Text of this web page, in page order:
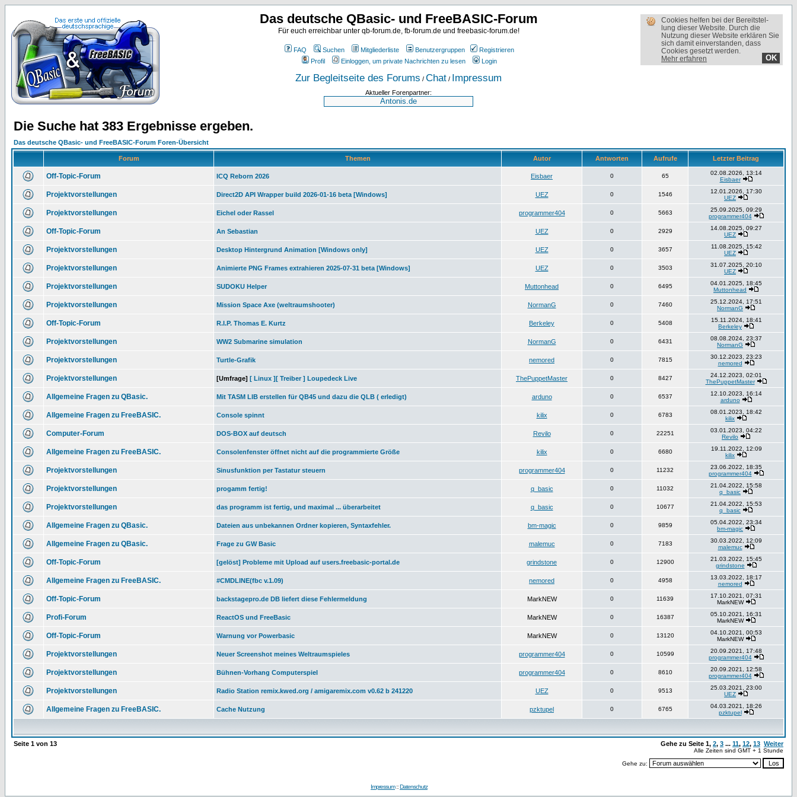
Cookies helfen bei der Bereit­stel­
lung dieser Website. Durch die
Nutzung dieser Website erklären Sie
sich damit einverstanden, dass
Cookies gesetzt werden.
Mehr erfahren
OK
Das deutsche QBasic- und FreeBASIC-Forum
Für euch erreichbar unter qb-forum.de, fb-forum.de und freebasic-forum.de!
FAQ Suchen Mitgliederliste Benutzergruppen
Registrieren
Profil
Einloggen, um private Nachrichten zu lesen Login
Zur Begleitseite des Forums / Chat / Impressum
Aktueller Forenpartner:
Die Suche hat 383 Ergebnisse ergeben.
Das deutsche QBasic- und FreeBASIC-Forum Foren-Übersicht
Forum Themen Autor Antworten Aufrufe Letzter Beitrag
Off-Topic-Forum ICQ Reborn 2026 Eisbaer 0 65
02.08.2026, 13:14
Eisbaer
Projektvorstellungen Direct2D API Wrapper build 2026-01-16 beta [Windows] UEZ 0 1546
12.01.2026, 17:30
UEZ
Projektvorstellungen Eichel oder Rassel programmer404 0 5663
25.09.2025, 09:29
programmer404
Off-Topic-Forum An Sebastian UEZ 0 2929
14.08.2025, 09:27
UEZ
Projektvorstellungen Desktop Hintergrund Animation [Windows only] UEZ 0 3657
11.08.2025, 15:42
UEZ
Projektvorstellungen Animierte PNG Frames extrahieren 2025-07-31 beta [Windows] UEZ 0 3503
31.07.2025, 20:10
UEZ
Projektvorstellungen SUDOKU Helper Muttonhead 0 6495
04.01.2025, 18:45
Muttonhead
Projektvorstellungen Mission Space Axe (weltraumshooter) NormanG 0 7460
25.12.2024, 17:51
NormanG
Off-Topic-Forum R.I.P. Thomas E. Kurtz Berkeley 0 5408
15.11.2024, 18:41
Berkeley
Projektvorstellungen WW2 Submarine simulation NormanG 0 6431
08.08.2024, 23:37
NormanG
Projektvorstellungen Turtle-Grafik nemored 0 7815
30.12.2023, 23:23
nemored
Projektvorstellungen [Umfrage] [ Linux ][ Treiber ] Loupedeck Live ThePuppetMaster 0 8427
24.12.2023, 02:01
ThePuppetMaster
Allgemeine Fragen zu QBasic. Mit TASM LIB erstellen für QB45 und dazu die QLB ( erledigt) arduno 0 6537
12.10.2023, 16:14
arduno
Allgemeine Fragen zu FreeBASIC. Console spinnt kilix 0 6783
08.01.2023, 18:42
kilix
Computer-Forum DOS-BOX auf deutsch Revilo 0 22251
03.01.2023, 04:22
Revilo
Allgemeine Fragen zu FreeBASIC. Consolenfenster öffnet nicht auf die programmierte Größe kilix 0 6680
19.11.2022, 12:09
kilix
Projektvorstellungen Sinusfunktion per Tastatur steuern programmer404 0 11232
23.06.2022, 18:35
programmer404
Projektvorstellungen progamm fertig! q_basic 0 11032
21.04.2022, 15:58
q_basic
Projektvorstellungen das programm ist fertig, und maximal ... überarbeitet q_basic 0 10677
21.04.2022, 15:53
q_basic
Allgemeine Fragen zu QBasic. Dateien aus unbekannen Ordner kopieren, Syntaxfehler. bm-magic 0 9859
05.04.2022, 23:34
bm-magic
Allgemeine Fragen zu QBasic. Frage zu GW Basic malemuc 0 7183
30.03.2022, 12:09
malemuc
Off-Topic-Forum [gelöst] Probleme mit Upload auf users.freebasic-portal.de grindstone 0 12900
21.03.2022, 15:45
grindstone
Allgemeine Fragen zu FreeBASIC. #CMDLINE(fbc v.1.09) nemored 0 4958
13.03.2022, 18:17
nemored
Off-Topic-Forum backstagepro.de DB liefert diese Fehlermeldung MarkNEW 0 11639
17.10.2021, 07:31
MarkNEW
Profi-Forum ReactOS und FreeBasic MarkNEW 0 16387
05.10.2021, 16:31
MarkNEW
Off-Topic-Forum Warnung vor Powerbasic MarkNEW 0 13120
04.10.2021, 00:53
MarkNEW
Projektvorstellungen Neuer Screenshot meines Weltraumspieles programmer404 0 10599
20.09.2021, 17:48
programmer404
Projektvorstellungen Bühnen-Vorhang Computerspiel programmer404 0 8610
20.09.2021, 12:58
programmer404
Projektvorstellungen Radio Station remix.kwed.org / amigaremix.com v0.62 b 241220 UEZ 0 9513
25.03.2021, 23:00
UEZ
Allgemeine Fragen zu FreeBASIC. Cache Nutzung pzktupel 0 6765
04.03.2021, 18:26
pzktupel
Seite 1 von 13 Gehe zu Seite 1, 2, 3 ... 11, 12, 13 Weiter
Alle Zeiten sind GMT + 1 Stunde
Gehe zu:
Impressum::Datenschutz